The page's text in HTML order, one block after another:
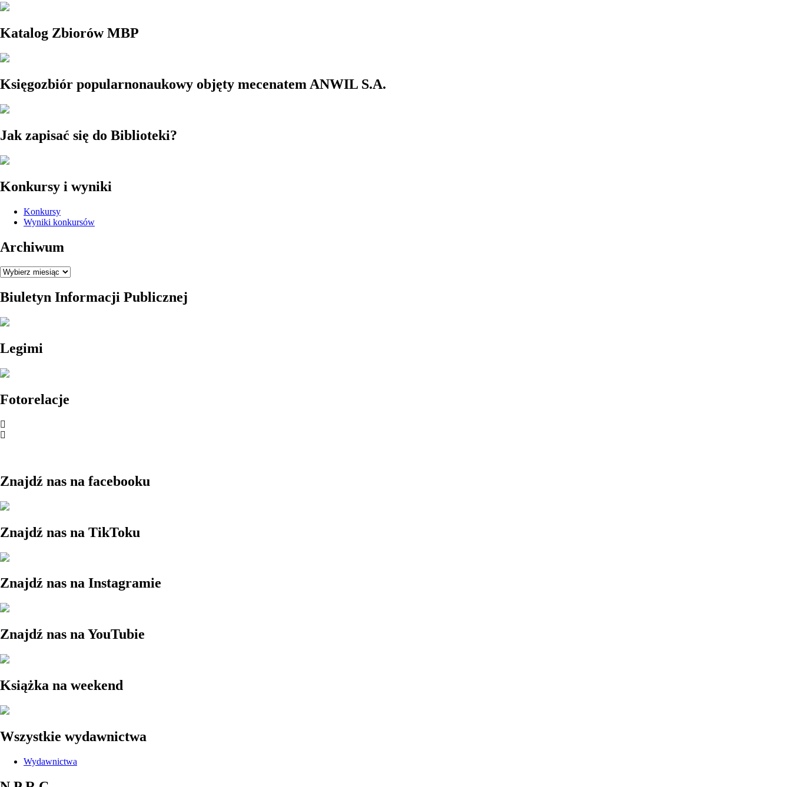
Katalog Zbiorów MBP
Księgozbiór popularnonaukowy objęty mecenatem ANWIL S.A.
Jak zapisać się do Biblioteki?
Konkursy i wyniki
Konkursy
Wyniki konkursów
Archiwum
Archiwum
Biuletyn Informacji Publicznej
Legimi
Fotorelacje
Znajdź nas na facebooku
Znajdź nas na TikToku
Znajdź nas na Instagramie
Znajdź nas na YouTubie
Książka na weekend
Wszystkie wydawnictwa
Wydawnictwa